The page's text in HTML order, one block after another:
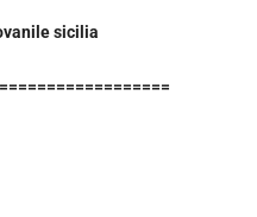
sicilia